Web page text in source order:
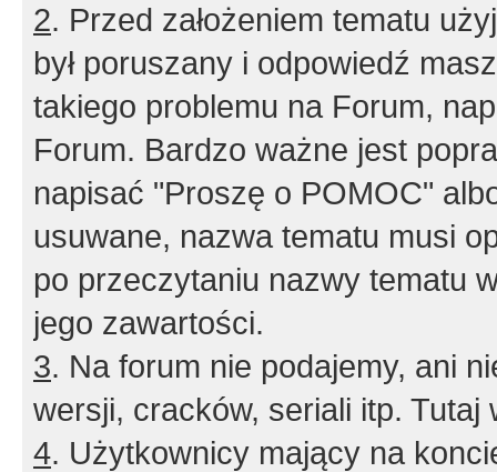
2. Przed założeniem tematu
był poruszany i odpowiedź
takiego problemu na Forum,
Forum. Bardzo ważne jest
napisać "Proszę o POMOC"
usuwane, nazwa tematu musi
po przeczytaniu nazwy tematu
jego zawartości.
3. Na forum nie podajemy, ani
wersji, cracków, seriali itp. Tutaj
4. Użytkownicy mający na